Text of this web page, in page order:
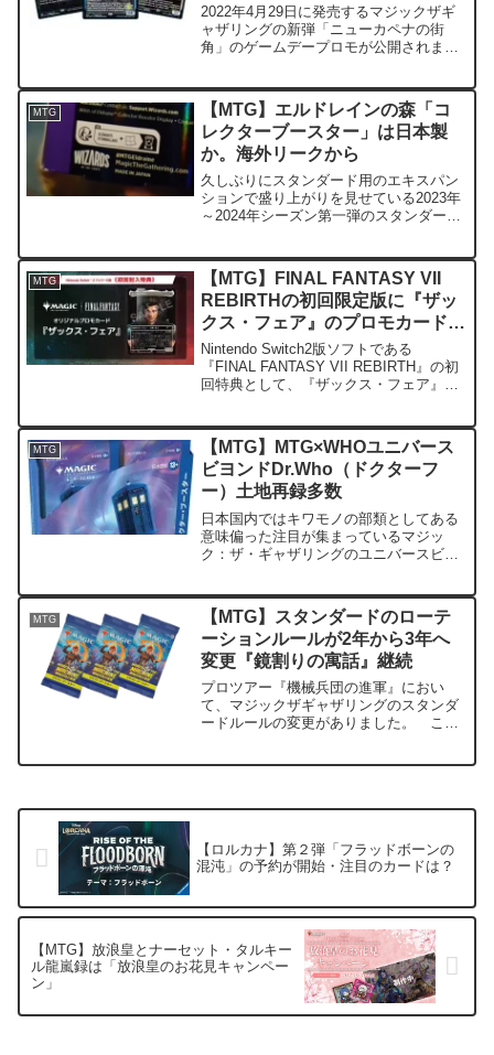
2022年4月29日に発売するマジックザギ
ャザリングの新弾「ニューカペナの街
角」のゲームデープロモが公開されまし
tcg-info自分の地元（近く）でも開催され
る店舗があっ...
MTG
【MTG】エルドレインの森「コ
レクターブースター」は日本製
か。海外リークから
久しぶりにスタンダード用のエキスパン
ションで盛り上がりを見せている2023年
～2024年シーズン第一弾のスタンダード
ーブースターが日本製であることが海
外...
MTG
【MTG】FINAL FANTASY VII
REBIRTHの初回限定版に『ザッ
クス・フェア』のプロモカードが
同梱
Nintendo Switch2版ソフトである
『FINAL FANTASY VII REBIRTH』の初
回特典として、『ザックス・フェア』の
プロ...
MTG
【MTG】MTG×WHOユニバース
ビヨンドDr.Who（ドクターフ
ー）土地再録多数
日本国内ではキワモノの部類としてある
意味偏った注目が集まっているマジッ
ク：ザ・ギャザリングのユニバースビヨ
録カードが公開されています。今回の特
徴とし...
MTG
【MTG】スタンダードのローテ
ーションルールが2年から3年へ
変更『鏡割りの寓話』継続
プロツアー『機械兵団の進軍』におい
て、マジックザギャザリングのスタンダ
ードルールの変更がありました。 これ
【ロルカナ】第２弾「フラッドボーンの
混沌」の予約が開始・注目のカードは？
【MTG】放浪皇とナーセット・タルキー
ル龍嵐録は「放浪皇のお花見キャンペー
ン」